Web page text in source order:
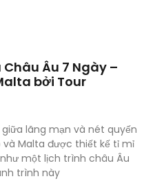
Âu 7 Ngày –
bởi Tour
lãng mạn và nét quyến
và Malta được thiết kế tỉ mỉ
một lịch trình châu Âu
trình này